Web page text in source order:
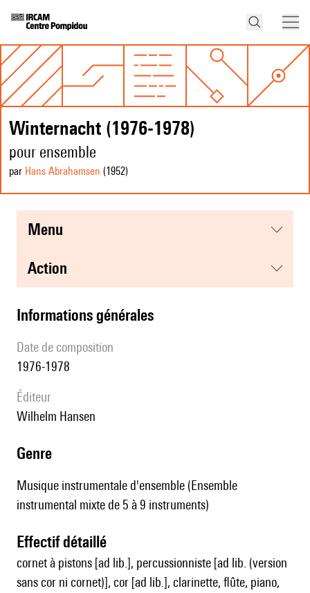
Winternacht (1976-1978)
pour ensemble
par Hans Abrahamsen (1952)
menu
action
informations générales
date de composition
1976-1978
éditeur
Wilhelm Hansen
genre
Musique instrumentale d'ensemble (Ensemble
instrumental mixte de 5 à 9 instruments)
effectif détaillé
cornet à pistons [ad lib.], percussionniste [ad lib. (version
sans cor ni cornet)], cor [ad lib.], clarinette, flûte, piano,